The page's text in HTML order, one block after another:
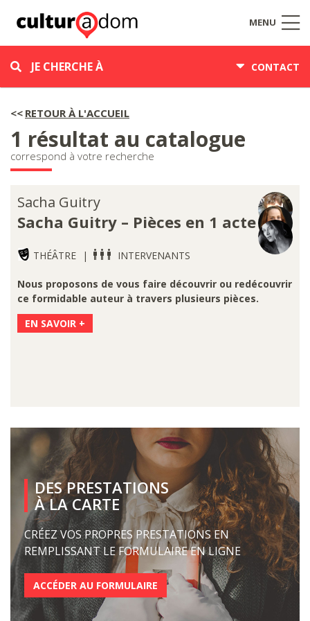
MENU
JE CHERCHE À CONTACT
RETOUR À L'ACCUEIL
1 résultat au catalogue
correspond à votre recherche
Sacha Guitry
Sacha Guitry – Pièces en 1 acte
THÉÂTRE INTERVENANTS
Nous proposons de vous faire découvrir ou redécouvrir
ce formidable auteur à travers plusieurs pièces.
EN SAVOIR +
DES PRESTATIONS
À LA CARTE
CRÉEZ VOS PROPRES PRESTATIONS EN
REMPLISSANT LE FORMULAIRE EN LIGNE
ACCÉDER AU FORMULAIRE